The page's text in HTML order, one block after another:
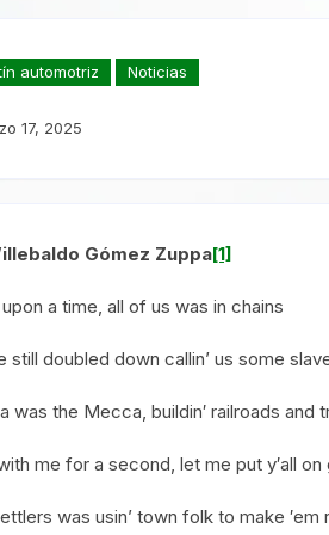
automotriz Noticias
17, 2025
Gómez Zuppa[1]
a time, all of us was in chains
still doubled down callin’ us some
was the Mecca, buildin′ railroads and
me for a second, let me put y′all on
was usin’ town folk to make ′em